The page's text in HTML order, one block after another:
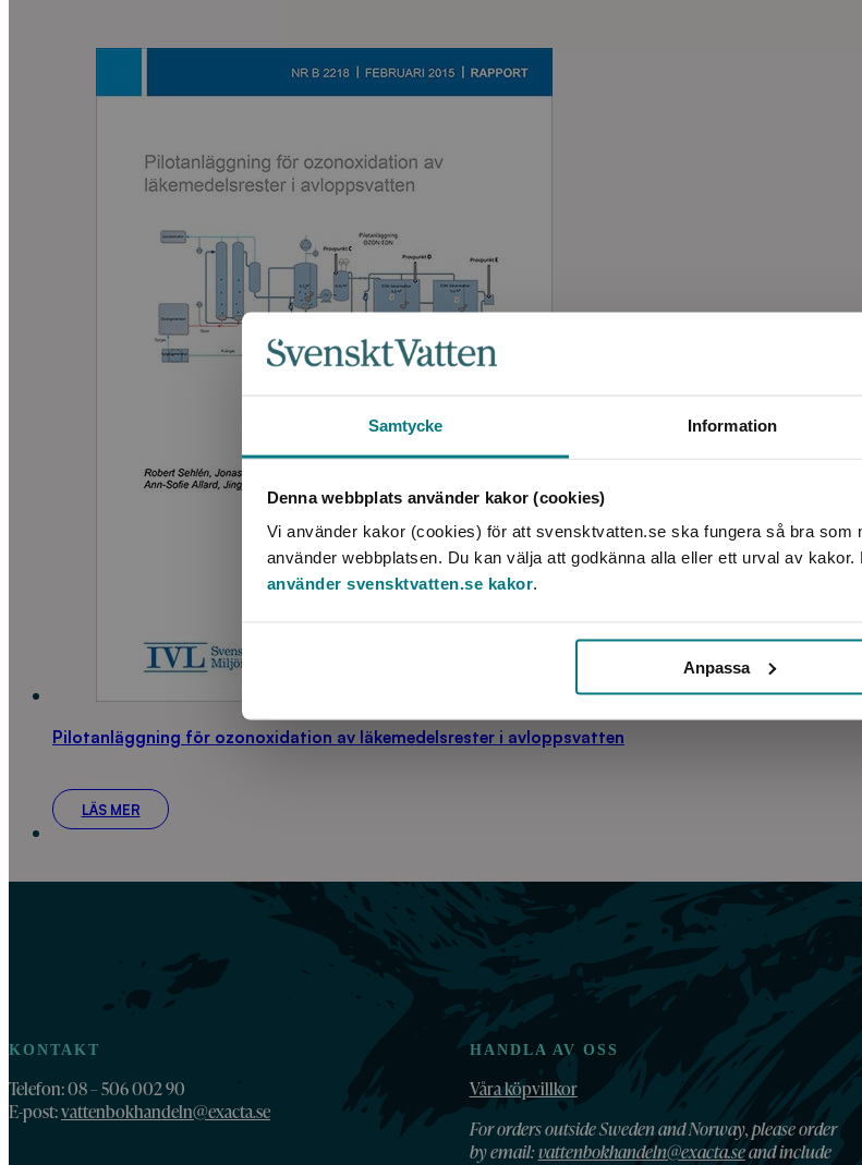
Samtycke Information
Denna webbplats använder kakor (cookies)
Vi använder kakor (cookies) för att svensktvatten.se ska fungera så bra som
använder webbplatsen. Du kan välja att godkänna alla eller ett urval av
använder svensktvatten.se kakor.
Anpassa
Pilotanläggning för ozonoxidation av läkemedelsrester i avloppsvatten
LÄS MER
KONTAKT
Telefon: 08 – 506 002 90
E-post:vattenbokhandeln@exacta.se
HANDLA AV OSS
Våra köpvillkor
For orders outside Sweden and Norway, please order
by email:vattenbokhandeln@exacta.seand include